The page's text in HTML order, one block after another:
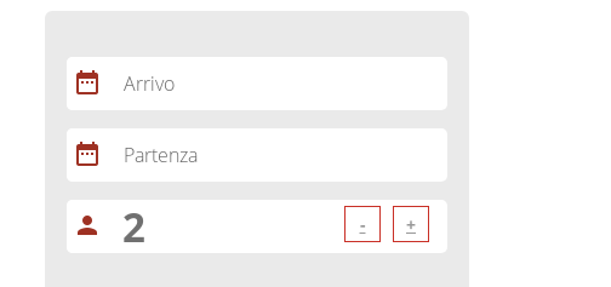
date_range Arrivo
date_range Partenza
person - +